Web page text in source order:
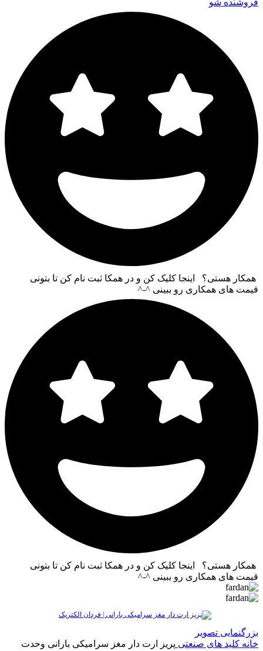
فروشنده شو
همکار هستی؟ اینجا کلیک کن و در همکا ثبت نام کن تا بتونی
قیمت های همکاری رو ببینی ^-^
همکار هستی؟ اینجا کلیک کن و در همکا ثبت نام کن تا بتونی
قیمت های همکاری رو ببینی ^-^
بزرگنمایی تصویر
خانه کلید های صنعتی پریز ارت دار مغز سرامیکی بارانی وحدت